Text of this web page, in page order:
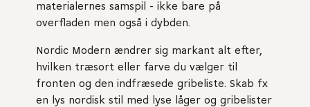
materialernes samspil - ikke bare på
overfladen men også i dybden.
Nordic Modern ændrer sig markant alt efter,
hvilken træsort eller farve du vælger til
fronten og den indfræsede gribeliste. Skab fx
en lys nordisk stil med lyse låger og gribelister